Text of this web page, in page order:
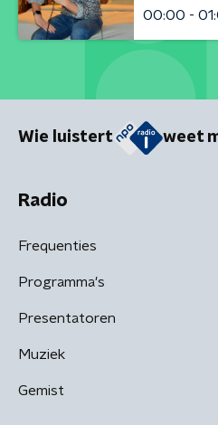
00:00 -
Wie luistert weet
Radio
Frequenties
Programma's
Presentatoren
Muziek
Gemist